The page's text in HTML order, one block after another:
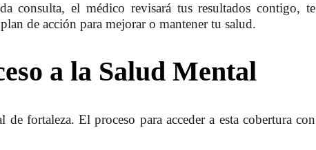
consulta, el médico revisará tus resultados contigo, te
de acción para mejorar o mantener tu salud.
a la Salud Mental
fortaleza. El proceso para acceder a esta cobertura con